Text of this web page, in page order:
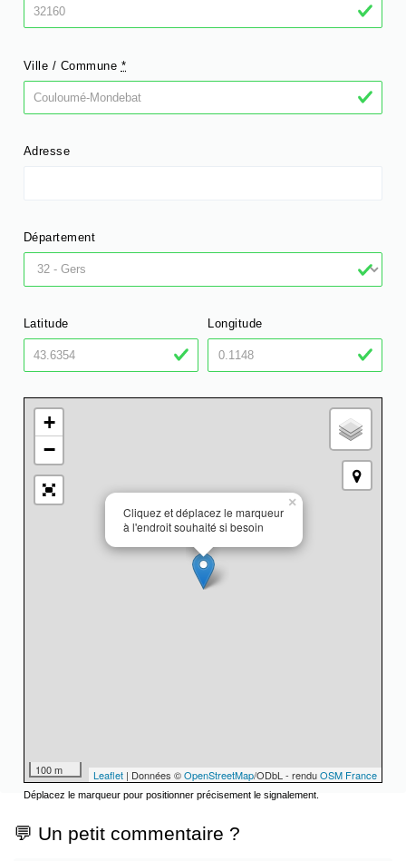
Ville / Commune *
Adresse
Département
Latitude Longitude
Cliquez et déplacez le marqueur
à l'endroit souhaité si besoin
×
+
−
100 m Leaflet | Données ©OpenStreetMap/ODbL - renduOSM France
Déplacez le marqueur pour positionner précisement le signalement.
💬 Un petit commentaire ?